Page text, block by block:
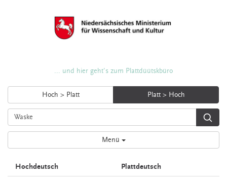
... und hier geht's zum Plattdüütskbüro
Hoch > Platt Platt > Hoch
Menü
Hochdeutsch Plattdeutsch